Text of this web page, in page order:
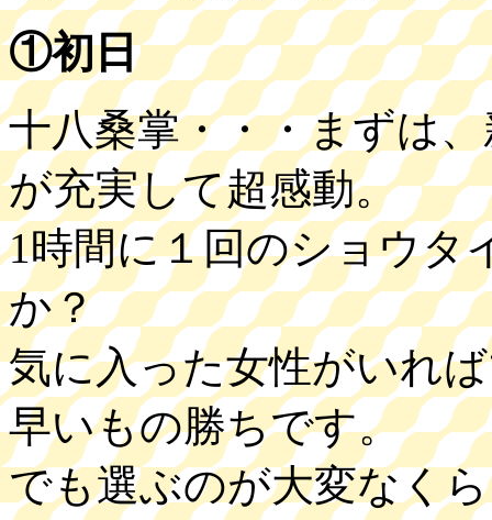
①初日
十八桑掌・・・まずは
が充実して超感動。
1時間に１回のショウタ
か？
気に入った女性がいれ
早いもの勝ちです。
でも選ぶのが大変なく